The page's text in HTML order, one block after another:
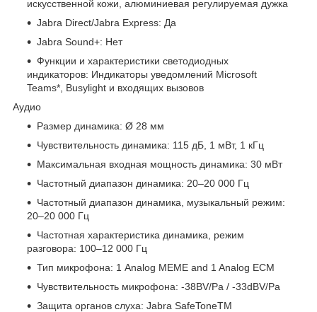
искусственной кожи, алюминиевая регулируемая дужка
Jabra Direct/Jabra Express: Да
Jabra Sound+: Нет
Функции и характеристики светодиодных
индикаторов: Индикаторы уведомлений Microsoft
Teams*, Busylight и входящих вызовов
Аудио
Размер динамика: Ø 28 мм
Чувствительность динамика: 115 дБ, 1 мВт, 1 кГц
Максимальная входная мощность динамика: 30 мВт
Частотный диапазон динамика: 20–20 000 Гц
Частотный диапазон динамика, музыкальный режим:
20–20 000 Гц
Частотная характеристика динамика, режим
разговора: 100–12 000 Гц
Тип микрофона: 1 Analog MEME and 1 Analog ECM
Чувствительность микрофона: -38BV/Pa / -33dBV/Pa
Защита органов слуха: Jabra SafeToneTM